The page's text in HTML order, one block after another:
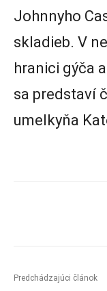
Johnnyho
skladieb. V
hranici gýča
sa predstaví
umelkyňa
Predchádzajúci článok